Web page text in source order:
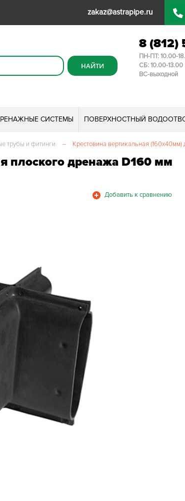
zakaz@astrapipe.ru
8 (812)
ПН-ПТ: 10.00-
СБ: 10.00-13.00
ВС-выходной
СИСТЕМЫ ПОВЕРХНОСТНЫЙ
трубы и фитинги – Крестовина вертикальная
плоского дренажа D160 мм